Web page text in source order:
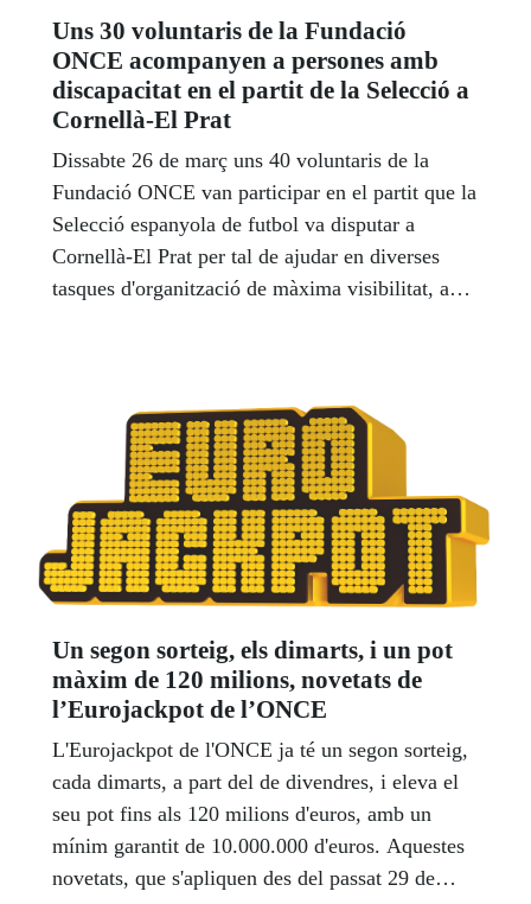
Uns 30 voluntaris de la Fundació
ONCE acompanyen a persones amb
discapacitat en el partit de la Selecció a
Cornellà-El Prat
Dissabte 26 de març uns 40 voluntaris de la
Fundació ONCE van participar en el partit que la
Selecció espanyola de futbol va disputar a
Cornellà-El Prat per tal de ajudar en diverses
tasques d'organització de màxima visibilitat, a
Un segon sorteig, els dimarts, i un pot
màxim de 120 milions, novetats de
l’Eurojackpot de l’ONCE
L'Eurojackpot de l'ONCE ja té un segon sorteig,
cada dimarts, a part del de divendres, i eleva el
seu pot fins als 120 milions d'euros, amb un
mínim garantit de 10.000.000 d'euros. Aquestes
novetats, que s'apliquen des del passat 29 de